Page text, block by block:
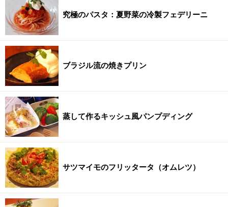
究極のパスタ：夏野菜の冷製フェデリーニ
ブラジル流の焼きプリン
蒸して作るキッシュ風パンプディング
サツマイモのフリッタータ（オムレツ）